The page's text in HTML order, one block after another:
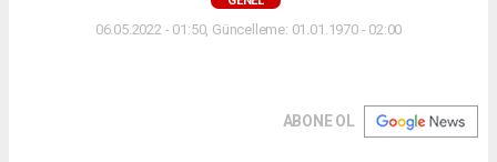
06.05.2022 - 01:50, Güncelleme: 01.01.1970 - 02:00
ABONE OL